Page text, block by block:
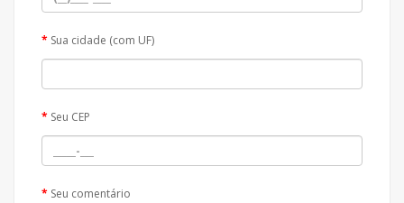
Sua cidade (com UF)
Seu CEP
Seu comentário